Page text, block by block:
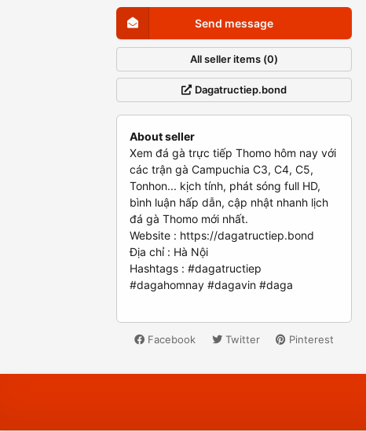
Send message
All seller items (0)
Dagatructiep.bond
About seller
Xem đá gà trực tiếp Thomo hôm nay với
các trận gà Campuchia C3, C4, C5,
Tonhon... kịch tính, phát sóng full HD,
bình luận hấp dẫn, cập nhật nhanh lịch
đá gà Thomo mới nhất.
Website : https://dagatructiep.bond
Địa chỉ : Hà Nội
Hashtags : #dagatructiep
#dagahomnay #dagavin #daga
Facebook Twitter Pinterest